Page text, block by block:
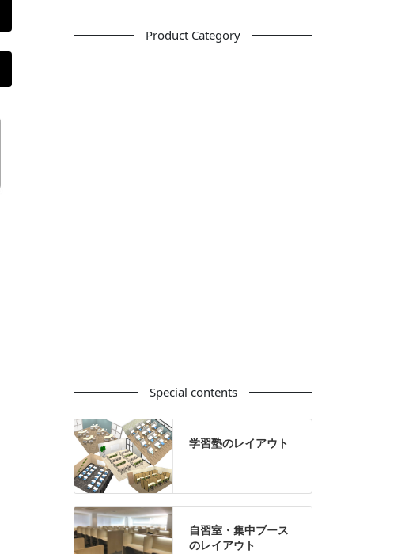
Product Category
Special contents
学習塾のレイアウト
自習室・集中ブース
のレイアウト